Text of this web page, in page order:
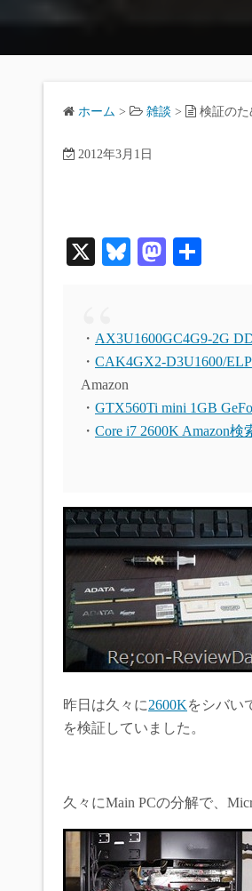
ホーム > 雑談 > 検証の
2012年3月1日
X
Bl
y
M
do
n
・ AX3U1600GC4G9-2G
・ CAK4GX2-D3U1600/
Amazon
・ GTX560Ti mini 1GB
・ Core i7 2600K Amazon検
昨日は久々に2600Kをシバい
を検証していました。
久々にMain PCの分解で、